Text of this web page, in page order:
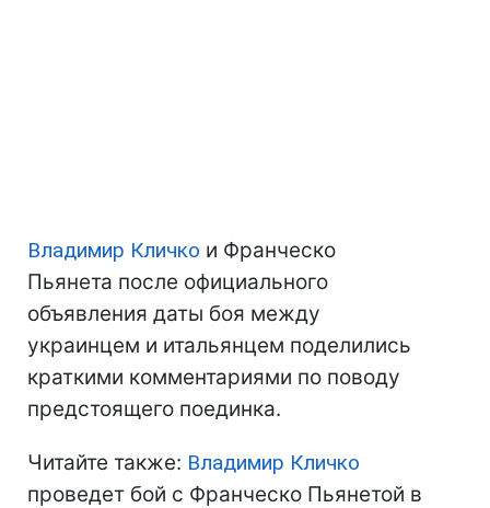
Владимир Кличко и Франческо
Пьянета после официального
объявления даты боя между
украинцем и итальянцем поделились
краткими комментариями по поводу
предстоящего поединка.
Читайте также: Владимир Кличко
проведет бой с Франческо Пьянетой в